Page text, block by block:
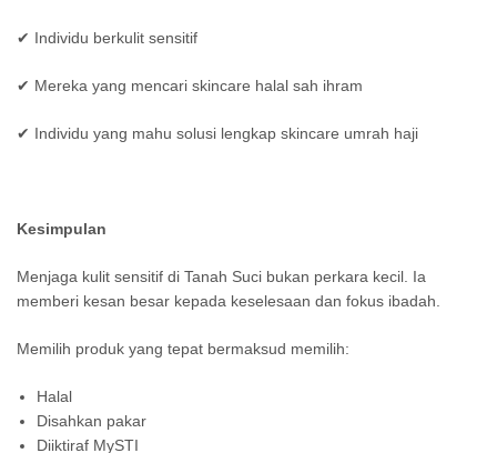
✔ Individu berkulit sensitif
✔ Mereka yang mencari skincare halal sah ihram
✔ Individu yang mahu solusi lengkap skincare umrah haji
Kesimpulan
Menjaga kulit sensitif di Tanah Suci bukan perkara kecil. Ia
memberi kesan besar kepada keselesaan dan fokus ibadah.
Memilih produk yang tepat bermaksud memilih:
Halal
Disahkan pakar
Diiktiraf MySTI